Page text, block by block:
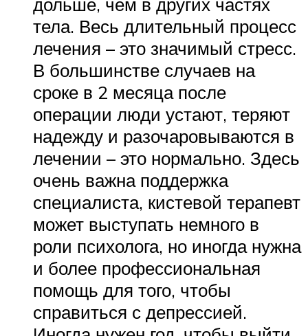
тела. Весь длительный процесс
лечения – это значимый стресс.
В большинстве случаев на
сроке в 2 месяца после
операции люди устают, теряют
надежду и разочаровываются в
лечении – это нормально. Здесь
очень важна поддержка
специалиста, кистевой терапевт
может выступать немного в
роли психолога, но иногда нужна
и более профессиональная
помощь для того, чтобы
справиться с депрессией.